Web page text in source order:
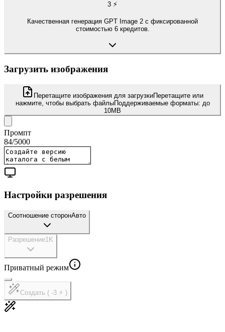
3 ⚡
Качественная генерация GPT Image 2 с фиксированной
стоимостью 6 кредитов.
Загрузить изображения
Перетащите изображения для загрузкиПеретащите или
нажмите, чтобы выбрать файлыПоддерживаемые форматы: до
10MB
Промпт
84/5000
Настройки разрешения
Соотношение сторонАвто
Разрешение1K
Приватный режим
Создать ( -3 ⚡ )